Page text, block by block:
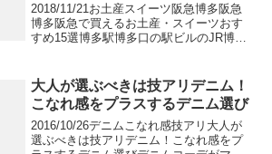
2018/11/21お土産スイーツ阪急博多阪急
博多阪急で買えるお土産・スイーツおす
すめ15選博多駅博多口の駅ビルのJR博多
アクセス抜群の便利な博多阪急で買える
定番のお菓...
大人が選ぶべきは技アリデニム！
こなれ感をプラスするデニム選び
2016/10/26デニムこなれ感技アリ大人が
選ぶべきは技アリデニム！こなれ感をプ